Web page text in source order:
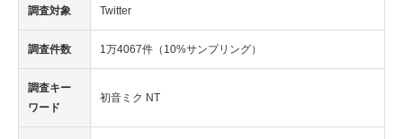
調査対象 Twitter
調査件数 1万4067件（10%サンプリング）
調査キー
ワード
初音ミク NT